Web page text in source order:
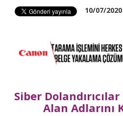
10/07/2020
Siber
Alan Adlarını